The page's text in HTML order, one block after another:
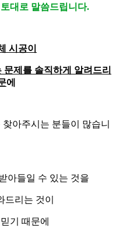
대로 말씀드립니다.
시공이
제를 솔직하게 알려드리
에
아주시는 분들이 많습니
아들일 수 있는 것을
드리는 것이
기 때문에